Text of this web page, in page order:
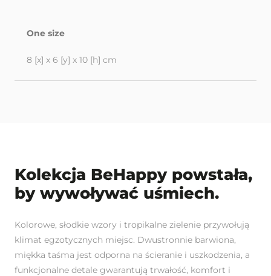
One size
8 [x] x 6 [y] x 10 [h] cm
Kolekcja BeHappy powstała,
by wywoływać uśmiech.
Kolorowe, słodkie wzory i tropikalne zielenie przywołują
klimat egzotycznych miejsc. Dwustronnie barwiona,
miękka taśma jest odporna na ścieranie i uszkodzenia, a
funkcjonalne detale gwarantują trwałość, komfort i